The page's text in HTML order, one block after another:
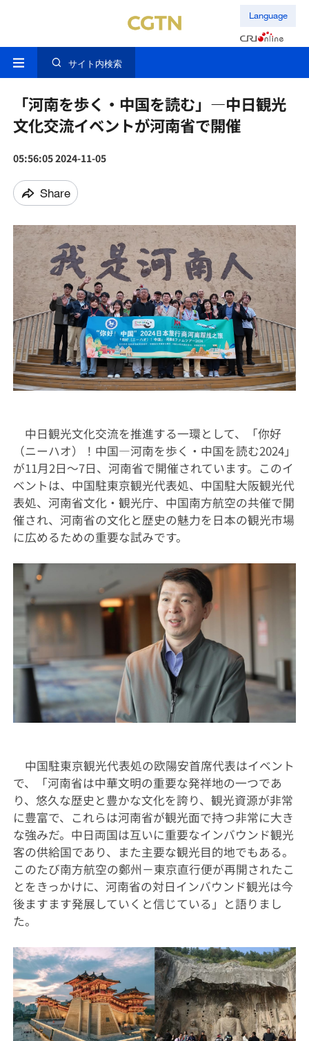
Language
サイト内検索
「河南を歩く・中国を読む」—中日観光
文化交流イベントが河南省で開催
05:56:05 2024-11-05
Share
中日観光文化交流を推進する一環として、「你好
（ニーハオ）！中国―河南を歩く ・ 中国を読む2024」
が11月2日～7日、河南省で開催されています。このイ
ベントは、中国駐東京観光代表処、中国駐大阪観光代
表処、河南省文化・観光庁、中国南方航空の共催で開
催され、河南省の文化と歴史の魅力を日本の観光市場
に広めるための重要な試みです。
中国駐東京観光代表処の欧陽安首席代表はイベント
で、「河南省は中華文明の重要な発祥地の一つであ
り、悠久な歴史と豊かな文化を誇り、観光資源が非常
に豊富で、これらは河南省が観光面で持つ非常に大き
な強みだ。中日両国は互いに重要なインバウンド観光
客の供給国であり、また主要な観光目的地でもある。
このたび南方航空の鄭州－東京直行便が再開されたこ
とをきっかけに、河南省の対日インバウンド観光は今
後ますます発展していくと信じている」と語りまし
た。